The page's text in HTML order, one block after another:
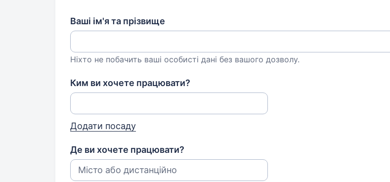
Ваші ім'я та прізвище
Ніхто не побачить ваші особисті дані без вашого дозволу.
Ким ви хочете працювати?
Додати посаду
Де ви хочете працювати?